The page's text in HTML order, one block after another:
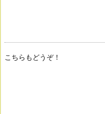
こちらもどうぞ！